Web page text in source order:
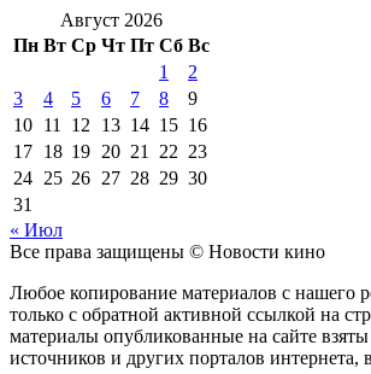
Август 2026
Пн Вт Ср Чт Пт Сб Вс
1
2
3
4 5 6 7 8
9
10 11 12 13 14 15 16
17 18 19 20 21 22 23
24 25 26 27 28 29 30
31
« Июл
Все права защищены © Новости кино
Любое копирование материалов с нашего
только с обратной активной ссылкой на
материалы опубликованные на сайте
источников и других порталов интернета,